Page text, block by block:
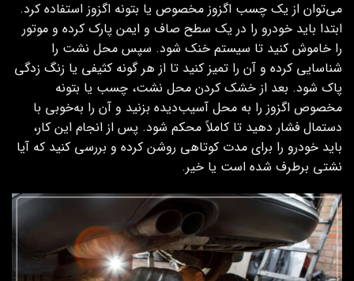
می‌توان از یک چسب اگزوز مخصوص یا بتونه اگزوز استفاده کرد.
ابتدا باید خودرو را در یک سطح صاف و ایمن پارک کرده و موتور
را خاموش کنید تا سیستم خنک شود. سپس محل نشت را
شناسایی کرده و آن را تمیز کنید تا از هر گونه کثیفی یا زنگ زدگی
پاک شود. بعد از خشک کردن محل نشت، چسب یا بتونه
مخصوص اگزوز را به محل آسیب‌دیده بزنید و آن را به‌خوبی با
دستمال فشار دهید تا کاملاً محکم شود. پس از انجام این کار،
باید خودرو را برای مدت کوتاهی روشن کرده و بررسی کنید که آیا
نشتی برطرف شده است یا خیر.